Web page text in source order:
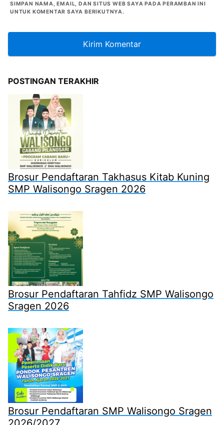
SIMPAN NAMA, EMAIL, DAN SITUS WEB SAYA PADA PERAMBAN INI
UNTUK KOMENTAR SAYA BERIKUTNYA.
POSTINGAN TERAKHIR
Brosur Pendaftaran Takhasus Kitab Kuning
SMP Walisongo Sragen 2026
Brosur Pendaftaran Tahfidz SMP Walisongo
Sragen 2026
Brosur Pendaftaran SMP Walisongo Sragen